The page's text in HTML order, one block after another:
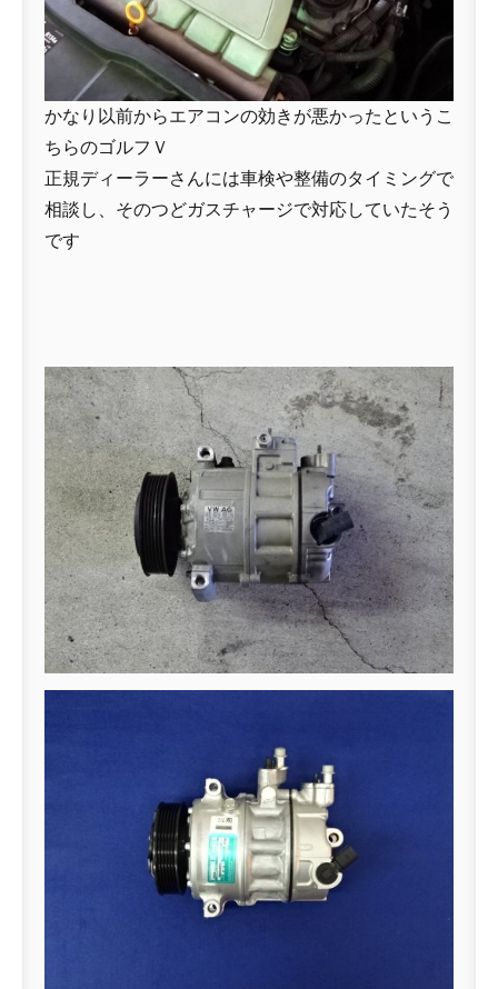
かなり以前からエアコンの効きが悪かったというこ
ちらのゴルフＶ
正規ディーラーさんには車検や整備のタイミングで
相談し、そのつどガスチャージで対応していたそう
です